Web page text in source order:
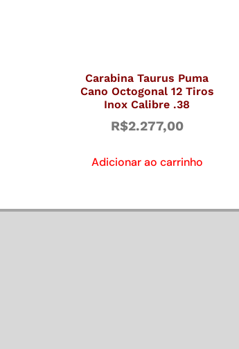
Carabina Taurus Puma
Cano Octogonal 12 Tiros
Inox Calibre .38
R$2.277,00
Adicionar ao carrinho